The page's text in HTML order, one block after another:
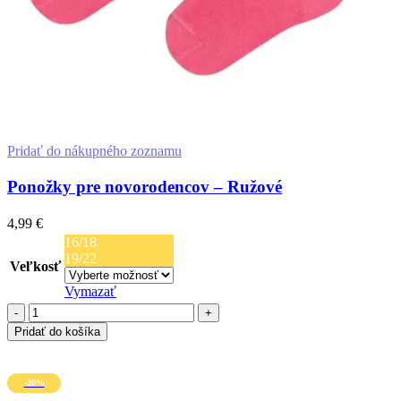
Pridať do nákupného zoznamu
Ponožky pre novorodencov – Ružové
4,99 €
Veľkosť
16/18
19/22
Vymazať
množstvo
Ponožky
pre
-
Ružové
Pridať do košíka
Tento
produkt
-20%